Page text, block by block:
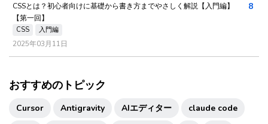
CSSとは？初心者向けに基礎から書き方までやさしく解説【入門編】
【第一回】
CSS 入門編
2025年03月11日
8
おすすめのトピック
Cursor Antigravity AIエディター
claude code